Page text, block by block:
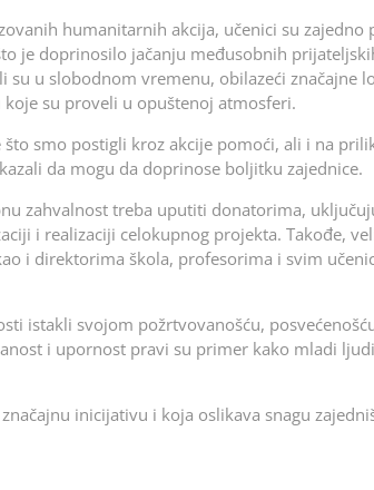
humanitarnih akcija, učenici su zajedno
je doprinosilo jačanju međusobnih
u slobodnom vremenu, obilazeći značajne
su proveli u opuštenoj atmosferi.
smo postigli kroz akcije pomoći, ali i na
da mogu da doprinose boljitku zajednice.
zahvalnost treba uputiti donatorima,
i realizaciji celokupnog projekta. Takođe,
i direktorima škola, profesorima i svim
istakli svojom požrtvovanošću,
i upornost pravi su primer kako mladi
inicijativu i koja oslikava snagu